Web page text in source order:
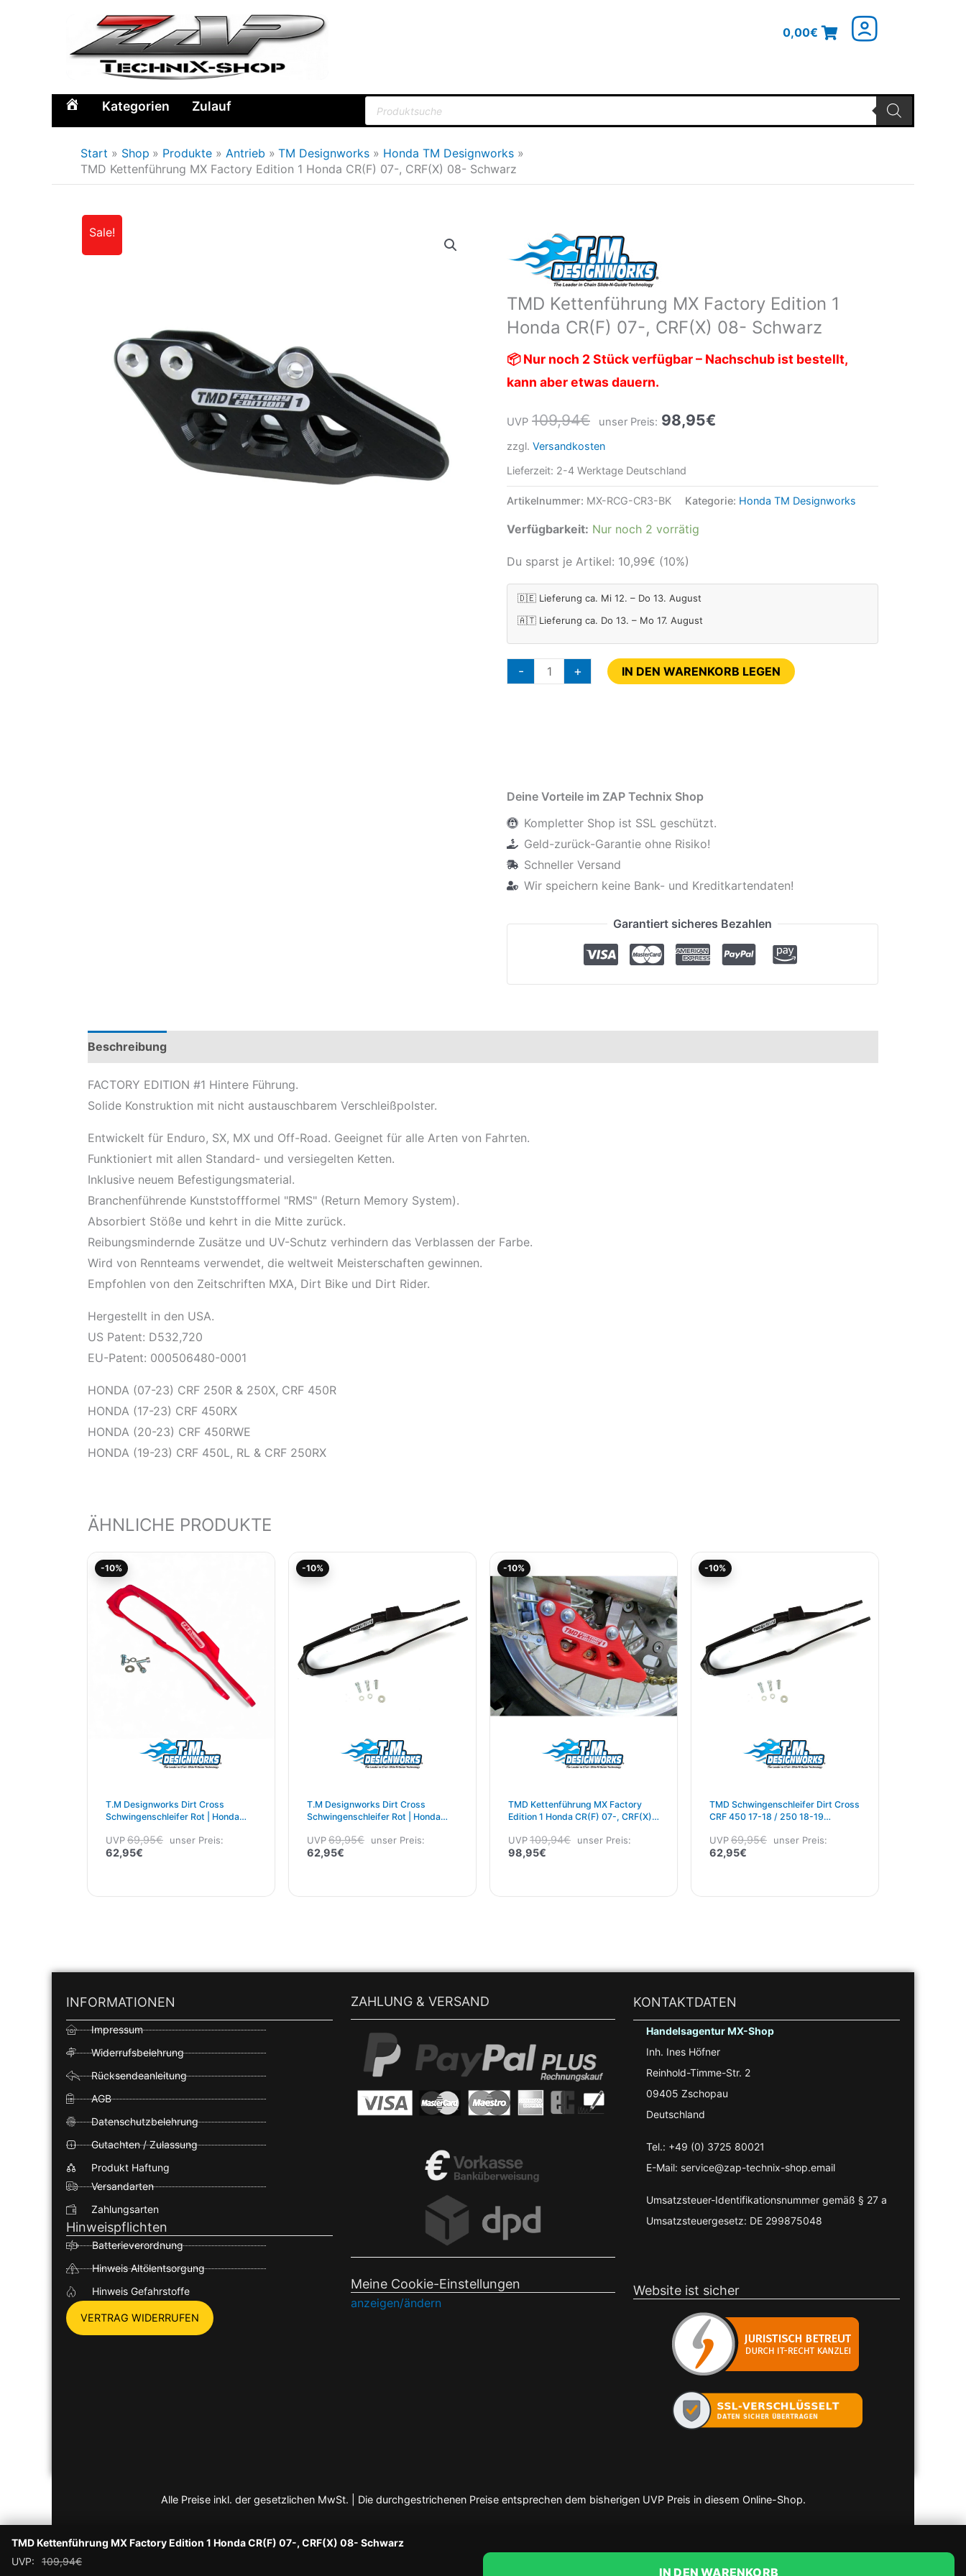
0,00€
Home Kategorien Zulauf
Products
search
Start Shop Produkte Antrieb TM Designworks
Honda TM Designworks
TMD Kettenführung MX Factory Edition 1 Honda CR(F) 07-, CRF(X) 08- Schwarz
Sale!
TMD Kettenführung MX Factory Edition 1
Honda CR(F) 07-, CRF(X) 08- Schwarz
📦 Nur noch 2 Stück verfügbar – Nachschub ist bestellt,
kann aber etwas dauern.
UVP 109,94€
Ursprünglicher
Preis
war:
109,94€
unser Preis: 98,95€
98,95€.
zzgl. Versandkosten
Lieferzeit: 2-4 Werktage Deutschland
Artikelnummer: MX-RCG-CR3-BK Kategorie: Honda TM Designworks
Verfügbarkeit: Nur noch 2 vorrätig
Du sparst je Artikel: 10,99€ (10%)
🇩🇪 Lieferung ca. Mi 12. – Do 13. August
🇦🇹 Lieferung ca. Do 13. – Mo 17. August
-
Kettenführung
Edition
1
Honda
CR(F)
CRF(X)
+ IN DEN WARENKORB LEGEN
Deine Vorteile im ZAP Technix Shop
Kompletter Shop ist SSL geschützt.
Geld-zurück-Garantie ohne Risiko!
Schneller Versand
Wir speichern keine Bank- und Kreditkartendaten!
Garantiert sicheres Bezahlen
Beschreibung
FACTORY EDITION #1 Hintere Führung.
Solide Konstruktion mit nicht austauschbarem Verschleißpolster.
Entwickelt für Enduro, SX, MX und Off-Road. Geeignet für alle Arten von Fahrten.
Funktioniert mit allen Standard- und versiegelten Ketten.
Inklusive neuem Befestigungsmaterial.
Branchenführende Kunststoffformel "RMS" (Return Memory System).
Absorbiert Stöße und kehrt in die Mitte zurück.
Reibungsmindernde Zusätze und UV-Schutz verhindern das Verblassen der Farbe.
Wird von Rennteams verwendet, die weltweit Meisterschaften gewinnen.
Empfohlen von den Zeitschriften MXA, Dirt Bike und Dirt Rider.
Hergestellt in den USA.
US Patent: D532,720
EU-Patent: 000506480-0001
HONDA (07-23) CRF 250R & 250X, CRF 450R
HONDA (17-23) CRF 450RX
HONDA (20-23) CRF 450RWE
HONDA (19-23) CRF 450L, RL & CRF 250RX
ÄHNLICHE PRODUKTE
-10%
T.M Designworks Dirt Cross
Schwingenschleifer Rot | Honda
UVP69,95€ unser Preis:
62,95€
62,95€.
-10%
T.M Designworks Dirt Cross
Schwingenschleifer Rot | Honda
UVP69,95€ unser Preis:
62,95€
-10%
TMD Kettenführung MX Factory
Edition 1 Honda CR(F) 07-, CRF(X)
UVP109,94€
war:
109,94€
unser Preis:
98,95€
ist:
98,95€.
-10%
TMD Schwingenschleifer Dirt Cross
CRF 450 17-18 / 250 18-19
UVP69,95€ unser Preis:
62,95€
INFORMATIONEN
Impressum
Widerrufsbelehrung
Rücksendeanleitung
AGB
Datenschutzbelehrung
Gutachten / Zulassung
Produkt Haftung
Versandarten
Zahlungsarten
Hinweispflichten
Batterieverordnung
Hinweis Altölentsorgung
Hinweis Gefahrstoffe
VERTRAG WIDERRUFEN
ZAHLUNG & VERSAND
Meine Cookie-Einstellungen
anzeigen/ändern
KONTAKTDATEN
Handelsagentur MX-Shop
Inh. Ines Höfner
Reinhold-Timme-Str. 2
09405 Zschopau
Deutschland
Tel.: +49 (0) 3725 80021
E-Mail: service@zap-technix-shop.email
Umsatzsteuer-Identifikationsnummer gemäß § 27 a
Umsatzsteuergesetz: DE 299875048
Website ist sicher
Alle Preise inkl. der gesetzlichen MwSt. | Die durchgestrichenen Preise entsprechen dem bisherigen UVP Preis in diesem Online-Shop.
TMD Kettenführung MX Factory Edition 1 Honda CR(F) 07-, CRF(X) 08- Schwarz
UVP:
109,94€
IN DEN WARENKORB